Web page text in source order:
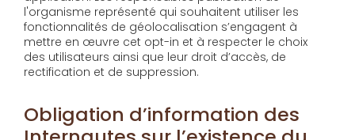
l'organisme représenté qui souhaitent utiliser les
fonctionnalités de géolocalisation s’engagent à
mettre en œuvre cet opt-in et à respecter le choix
des utilisateurs ainsi que leur droit d’accès, de
rectification et de suppression.
Obligation d’information des